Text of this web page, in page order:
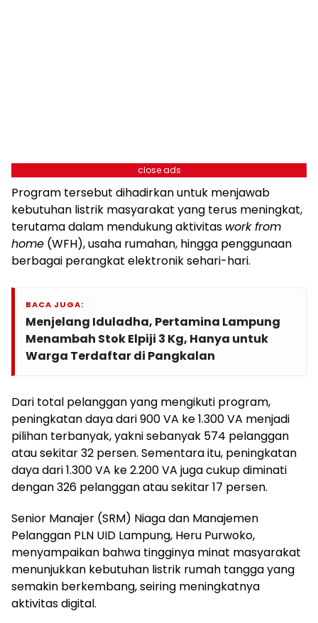
close ads
Program tersebut dihadirkan untuk menjawab
kebutuhan listrik masyarakat yang terus meningkat,
terutama dalam mendukung aktivitas work from
home (WFH), usaha rumahan, hingga penggunaan
berbagai perangkat elektronik sehari-hari.
BACA JUGA:
Menjelang Iduladha, Pertamina Lampung
Menambah Stok Elpiji 3 Kg, Hanya untuk
Warga Terdaftar di Pangkalan
Dari total pelanggan yang mengikuti program,
peningkatan daya dari 900 VA ke 1.300 VA menjadi
pilihan terbanyak, yakni sebanyak 574 pelanggan
atau sekitar 32 persen. Sementara itu, peningkatan
daya dari 1.300 VA ke 2.200 VA juga cukup diminati
dengan 326 pelanggan atau sekitar 17 persen.
Senior Manajer (SRM) Niaga dan Manajemen
Pelanggan PLN UID Lampung, Heru Purwoko,
menyampaikan bahwa tingginya minat masyarakat
menunjukkan kebutuhan listrik rumah tangga yang
semakin berkembang, seiring meningkatnya
aktivitas digital.